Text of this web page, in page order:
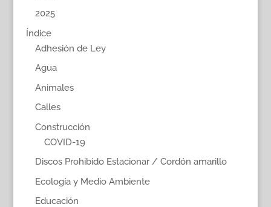
2025
Índice
Adhesión de Ley
Agua
Animales
Calles
Construcción
COVID-19
Discos Prohibido Estacionar / Cordón amarillo
Ecología y Medio Ambiente
Educación